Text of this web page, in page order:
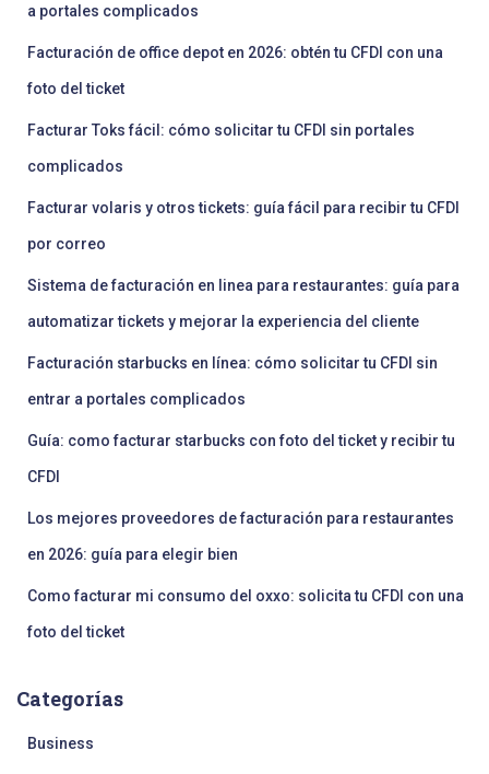
a portales complicados
Facturación de office depot en 2026: obtén tu CFDI con una
foto del ticket
Facturar Toks fácil: cómo solicitar tu CFDI sin portales
complicados
Facturar volaris y otros tickets: guía fácil para recibir tu CFDI
por correo
Sistema de facturación en linea para restaurantes: guía para
automatizar tickets y mejorar la experiencia del cliente
Facturación starbucks en línea: cómo solicitar tu CFDI sin
entrar a portales complicados
Guía: como facturar starbucks con foto del ticket y recibir tu
CFDI
Los mejores proveedores de facturación para restaurantes
en 2026: guía para elegir bien
Como facturar mi consumo del oxxo: solicita tu CFDI con una
foto del ticket
Categorías
Business